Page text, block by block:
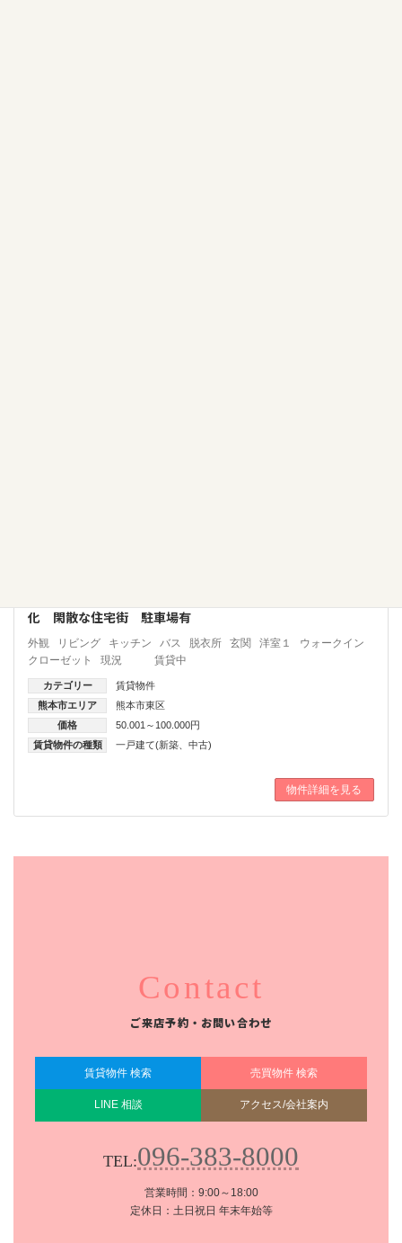
化 閑散な住宅街 駐車場有
外観 リビング キッチン バス 脱衣所 玄関 洋室１ ウォークイン
クローゼット 現況 賃貸中
カテゴリー
賃貸物件
熊本市エリア
熊本市東区
価格
50.001～100.000円
賃貸物件の種類
一戸建て(新築、中古)
物件詳細を見る
Contact
ご来店予約・お問い合わせ
賃貸物件 検索 売買物件 検索
LINE 相談 アクセス/会社案内
TEL:096-383-8000
営業時間：9:00～18:00
定休日：土日祝日 年末年始等